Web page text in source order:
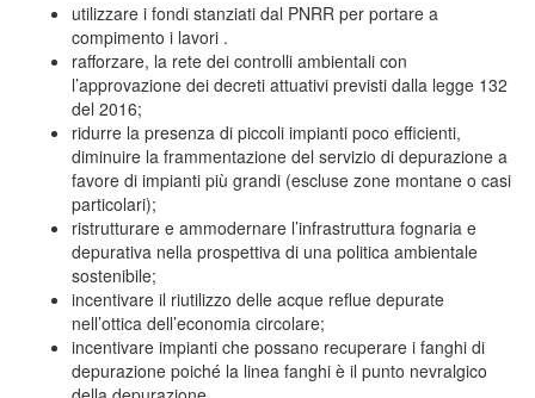
utilizzare i fondi stanziati dal PNRR per portare a
compimento i lavori .
rafforzare, la rete dei controlli ambientali con
l’approvazione dei decreti attuativi previsti dalla legge 132
del 2016;
ridurre la presenza di piccoli impianti poco efficienti,
diminuire la frammentazione del servizio di depurazione a
favore di impianti più grandi (escluse zone montane o casi
particolari);
ristrutturare e ammodernare l’infrastruttura fognaria e
depurativa nella prospettiva di una politica ambientale
sostenibile;
incentivare il riutilizzo delle acque reflue depurate
nell’ottica dell’economia circolare;
incentivare impianti che possano recuperare i fanghi di
depurazione poiché la linea fanghi è il punto nevralgico